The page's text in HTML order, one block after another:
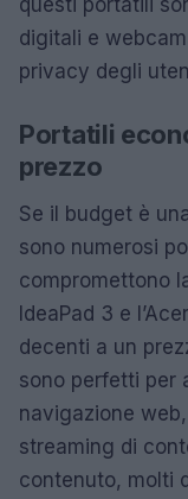
digitali e
privacy degli
Portatili
prezzo
Se il budget è
sono numerosi
compromettono
IdeaPad 3 e
decenti a un
sono perfetti per
navigazione
streaming di
contenuto, molti